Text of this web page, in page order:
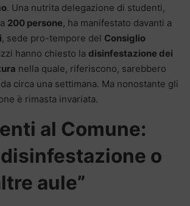
. Una nutrita delegazione di studenti,
200 persone, ha manifestato davanti a
, sede pro-tempore del Consiglio
hanno chiesto la disinfestazione dei
nella quale, riferiscono, sarebbero
da circa una settimana. Ma nonostante gli
è rimasta invariata.
al Comune:
disinfestazione o
aule”